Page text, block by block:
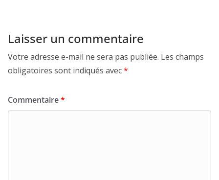
Laisser un commentaire
Votre adresse e-mail ne sera pas publiée. Les champs
obligatoires sont indiqués avec*
Commentaire*